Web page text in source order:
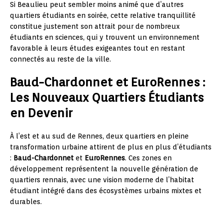
Si Beaulieu peut sembler moins animé que d’autres
quartiers étudiants en soirée, cette relative tranquillité
constitue justement son attrait pour de nombreux
étudiants en sciences, qui y trouvent un environnement
favorable à leurs études exigeantes tout en restant
connectés au reste de la ville.
Baud-Chardonnet et EuroRennes :
Les Nouveaux Quartiers Étudiants
en Devenir
À l’est et au sud de Rennes, deux quartiers en pleine
transformation urbaine attirent de plus en plus d’étudiants
: Baud-Chardonnet et EuroRennes. Ces zones en
développement représentent la nouvelle génération de
quartiers rennais, avec une vision moderne de l’habitat
étudiant intégré dans des écosystèmes urbains mixtes et
durables.